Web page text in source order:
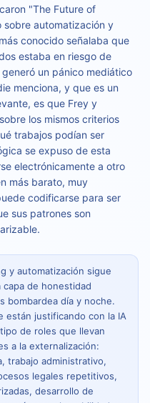
"The Future of
sobre automatización y
conocido señalaba que
estaba en riesgo de
un pánico mediático
menciona, y que es un
es que Frey y
los mismos criterios
trabajos podían ser
se expuso de esta
electrónicamente a otro
más barato, muy
codificarse para ser
sus patrones son
y automatización sigue
de honestidad
bombardea día y noche.
están justificando con la IA
de roles que llevan
a la externalización:
trabajo administrativo,
legales repetitivos,
desarrollo de